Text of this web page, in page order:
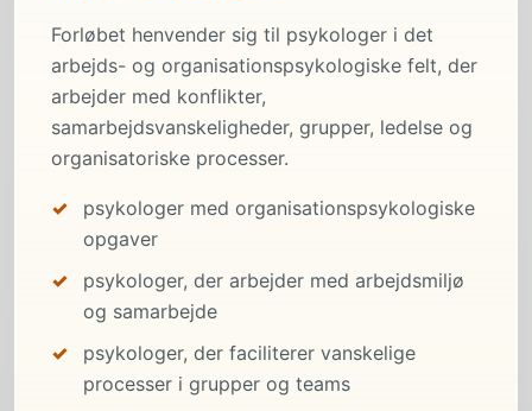
Forløbet henvender sig til psykologer i det
arbejds- og organisationspsykologiske felt, der
arbejder med konflikter,
samarbejdsvanskeligheder, grupper, ledelse og
organisatoriske processer.
psykologer med organisationspsykologiske
opgaver
psykologer, der arbejder med arbejdsmiljø
og samarbejde
psykologer, der faciliterer vanskelige
processer i grupper og teams